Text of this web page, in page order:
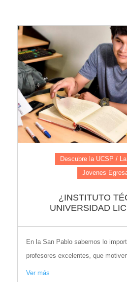
Descubre la UCSP /
Jovenes
¿INSTITUTO
UNIVERSIDAD
En la San Pablo sabemos lo
profesores excelentes, que
Ver más